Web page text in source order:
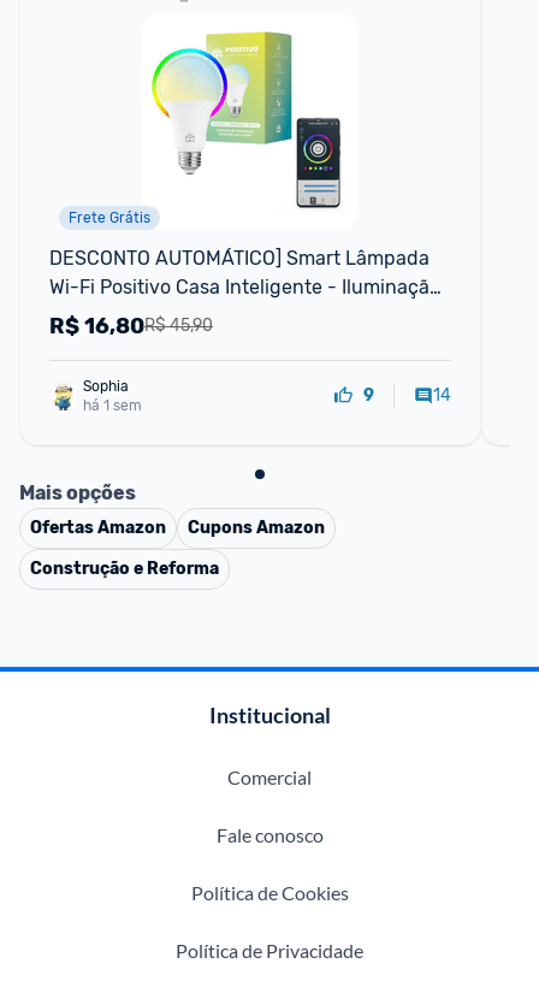
Frete Grátis
DESCONTO AUTOMÁTICO] Smart Lâmpada
Wi-Fi Positivo Casa Inteligente - Iluminação
Branca (Quente e Fria) e RGB (Até 16 Mil
R$ 45,90
R$16,80
Sophia
há 1 sem
9 14
Mais opções
OfertasAmazon CuponsAmazon
Construção e Reforma
Institucional
Comercial
Fale conosco
Política de Cookies
Política de Privacidade